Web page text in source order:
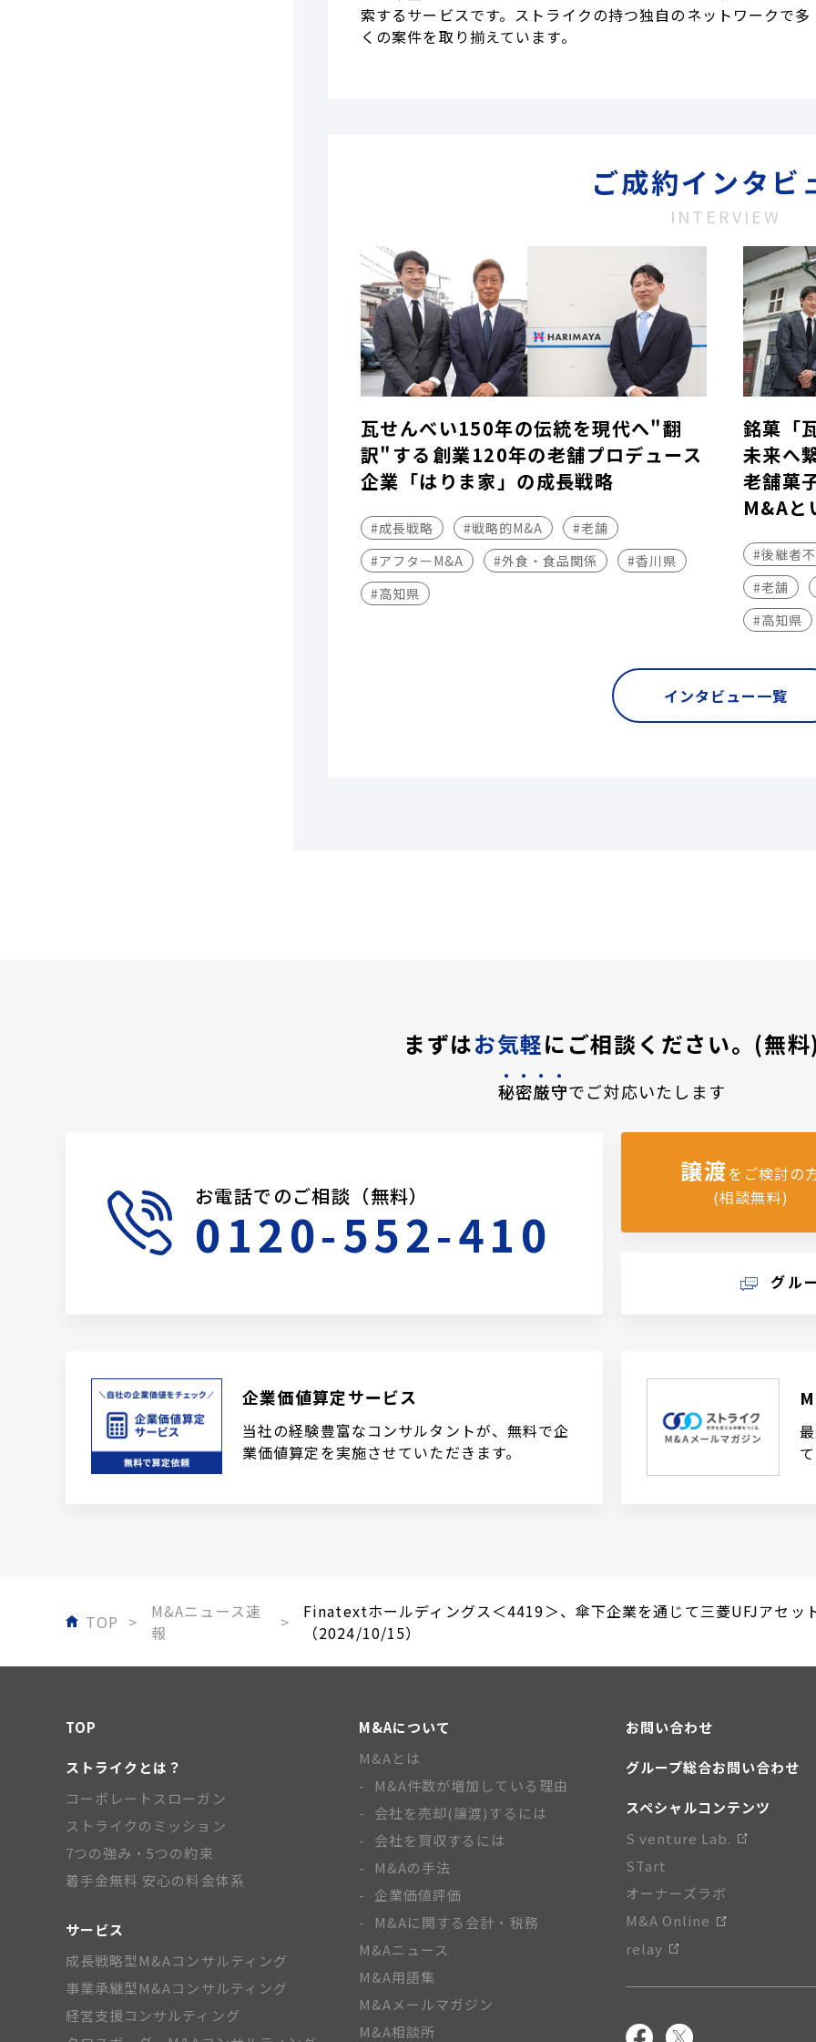
索するサービスです。ストライクの持つ独自のネットワークで多
くの案件を取り揃えています。
ご成約インタビ
INTERVIEW
瓦せんべい150年の伝統を現代へ"翻
訳"する――創業120年の老舗プロデュース
企業「はりま家」の成長戦略
#成長戦略 #戦略的M&A
#老舗
#アフターM&A
#外食・食品関係
#香川県
#高知県
銘菓「
未来へ
老舗菓
M&Aと
#後継者
#老舗
#高知県
インタビュー一覧
まずはお気軽にご相談ください。(無
秘密厳守でご対応いたします
お電話でのご相談（無料）
0120-552-410
譲渡をご検討の
(相談無料)
グル
企業価値算定サービス
当社の経験豊富なコンサルタントが、無料で企
業価値算定を実施させていただきます。
TOP
M&Aニュース速
報
Finatextホールディングス＜4419＞、傘下企業を通じて三菱UFJアセッ
（2024/10/15）
TOP
ストライクとは？
コーポレートスローガン
ストライクのミッション
7つの強み・5つの約束
着手金無料 安心の料金体系
サービス
成長戦略型M&Aコンサルティング
事業承継型M&Aコンサルティング
経営支援コンサルティング
M&Aについて
M&Aとは
M&A件数が増加している理由
会社を売却(譲渡)するには
会社を買収するには
M&Aの手法
企業価値評価
M&Aに関する会計・税務
M&Aニュース
M&A用語集
M&Aメールマガジン
M&A相談所
お問い合わせ
グループ総合お問い合わせ
スペシャルコンテンツ
S venture Lab.
STart
オーナーズラボ
M&A Online
relay